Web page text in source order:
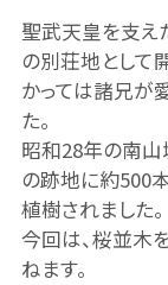
聖武天皇を支え
の別荘地として
かっては諸兄が
た。
昭和28年の南山
の跡地に約500
植樹されました。
今回は、桜並木
ねます。